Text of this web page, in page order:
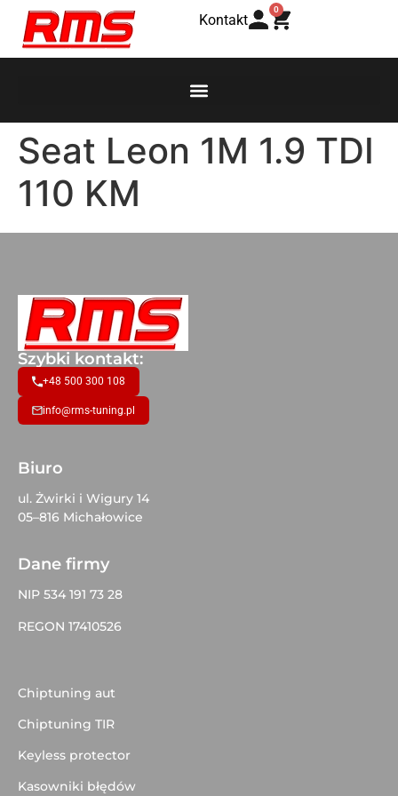
Kontakt
0
Seat Leon 1M 1.9 TDI
110 KM
Szybki kontakt:
+48 500 300 108
info@rms-tuning.pl
Biuro
ul. Żwirki i Wigury 14
05–816 Michałowice
Dane firmy
NIP 534 191 73 28
REGON 17410526
Chiptuning aut
Chiptuning TIR
Keyless protector
Kasowniki błędów